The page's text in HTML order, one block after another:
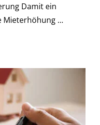
Damit ein
Mieterhöhung ...